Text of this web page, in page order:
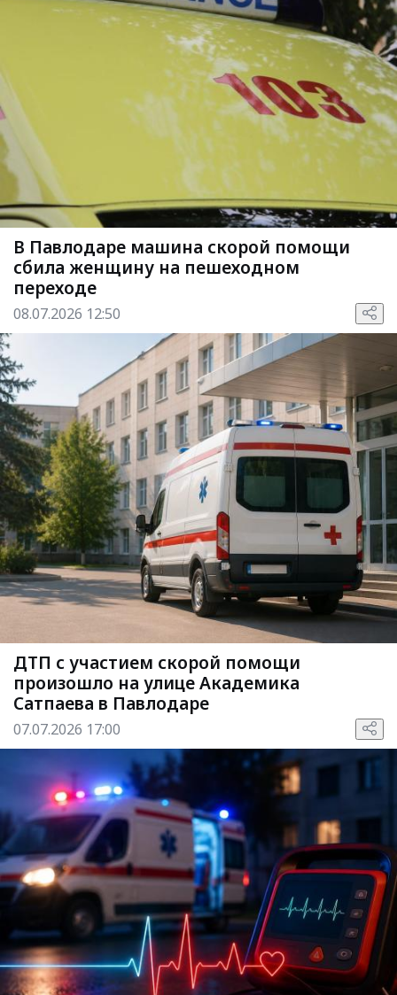
В Павлодаре машина скорой помощи
сбила женщину на пешеходном
переходе
08.07.2026 12:50
ДТП с участием скорой помощи
произошло на улице Академика
Сатпаева в Павлодаре
07.07.2026 17:00